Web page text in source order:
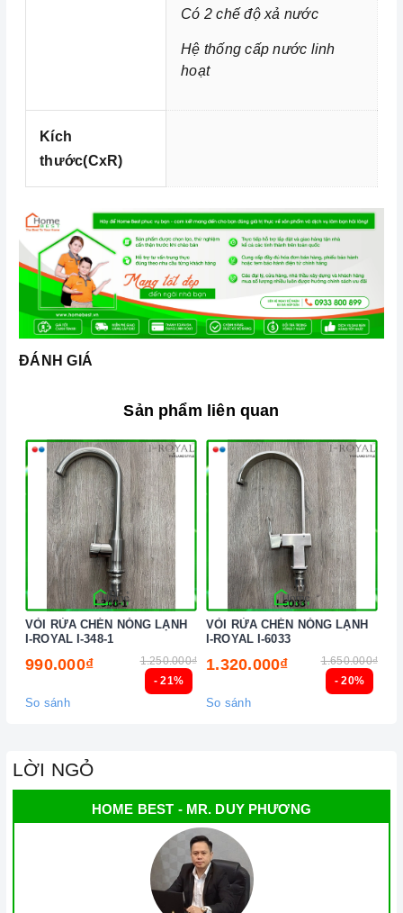
bạn đồng hành thân thiết nhất của người nội trợ, là
vật dụng không thể trong gian bếp của mỗi gia đình
hiện nay, nhất là trong cuộc sống đầy năng động và
luôn bận rộn đối với những người nội trợ vừa phải
làm nhiều công việc lại còn chăm sóc cho bữa ăn
của gia đình mình.
Có 2 chế độ xả nước
Hệ thống cấp nước linh
hoạt
Kích
thước(CxR)
ĐÁNH GIÁ
Sản phẩm liên quan
- 21%
VÒI RỬA CHÉN NÓNG LẠNH
I-ROYAL I-348-1
990.000₫ 1.250.000₫
So sánh
- 20%
VÒI RỬA CHÉN NÓNG LẠNH
I-ROYAL I-6033
1.320.000₫ 1.650.000₫
So sánh
LỜI NGỎ
HOME BEST - MR. DUY PHƯƠNG